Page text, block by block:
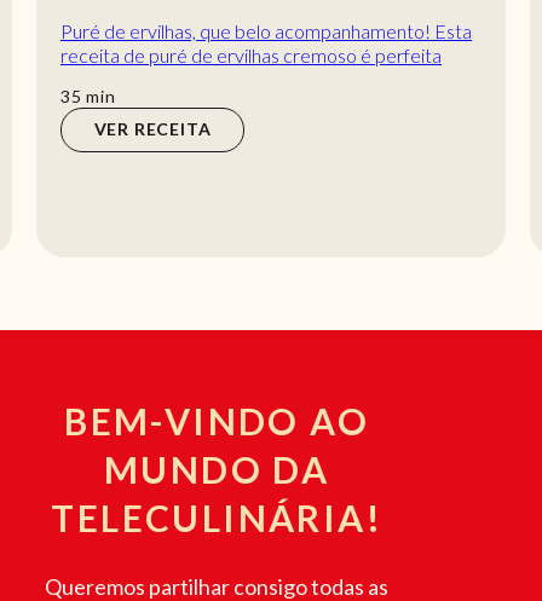
Puré de ervilhas, que belo acompanhamento! Esta
receita de puré de ervilhas cremoso é perfeita
35 min
min
VER RECEITA
BEM-VINDO AO
MUNDO DA
TELECULINÁRIA!
Queremos partilhar consigo todas as